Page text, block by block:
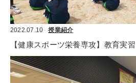
2022.07.10 授業紹介
【健康スポーツ栄養専攻】教育実